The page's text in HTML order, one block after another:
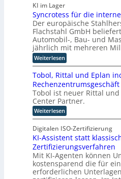
t
e
n
I
-
P
r
o
j
e
k
t
i
n
d
e
r
e
n
r
t
i
g
u
n
g
a
u
s
w
i
r
d
n
e
u
e
r
W
a
g
o
-
C
e
s
W
e
i
t
e
r
b
i
l
d
u
n
g
a
n
g
e
b
o
t
KI im Lager
Syncrotess für die
Der europäische
Flachstahl GmbH
Automobil-, Bau- und
jährlich mit mehreren
Weiterlesen:
S
y
n
c
r
o
t
e
s
s
f
ü
r
d
i
e
Tobol, Rittal und Eplan
Rechenzentrumsgeschäft
Tobol ist neuer Rittal
Center Partner.
Weiterlesen:
T
o
b
o
l
,
R
i
t
Digitalen ISO-Zertifizierung
KI-Assistent statt
Zertifizierungsverfahren
Mit KI-Agenten können
kostensparend die für
erforderlichen